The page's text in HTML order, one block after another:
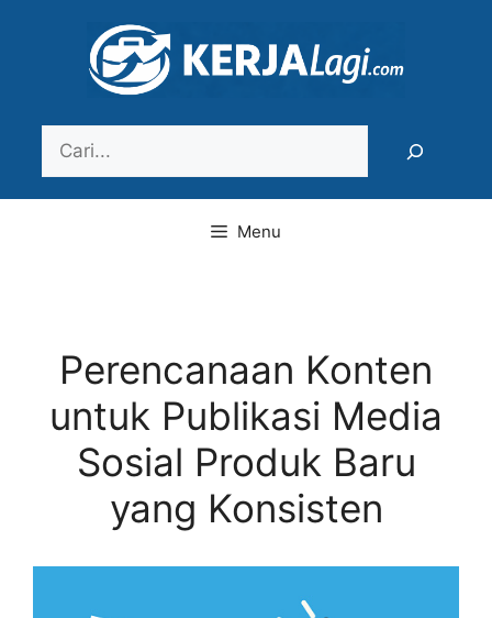
Menu
Perencanaan Konten
untuk Publikasi Media
Sosial Produk Baru
yang Konsisten